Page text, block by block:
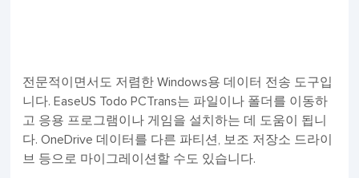
전문적이면서도 저렴한 Windows용 데이터 전송 도구입
니다. EaseUS Todo PCTrans는 파일이나 폴더를 이동하
고 응용 프로그램이나 게임을 설치하는 데 도움이 됩니
다. OneDrive 데이터를 다른 파티션, 보조 저장소 드라이
브 등으로 마이그레이션할 수도 있습니다.